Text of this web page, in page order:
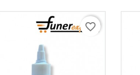
favorite_border